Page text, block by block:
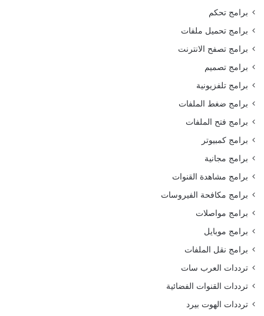
برامج تحكم
برامج تحميل ملفات
برامج تصفح الانترنت
برامج تصميم
برامج تلفزيونية
برامج ضغط الملفات
برامج فتح الملفات
برامج كمبيوتر
برامج مجانية
برامج مشاهدة القنوات
برامج مكافحة الفيروسات
برامج مواصلات
برامج موبايل
برامج نقل الملفات
ترددات العرب سات
ترددات القنوات الفضائية
ترددات الهوت بيرد